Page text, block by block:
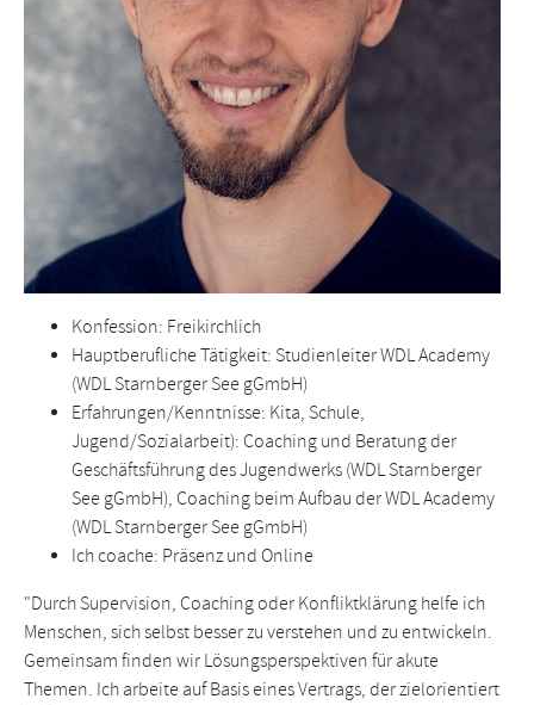
Konfession: Freikirchlich
Hauptberufliche Tätigkeit: Studienleiter WDL Academy
(WDL Starnberger See gGmbH)
Erfahrungen/Kenntnisse: Kita, Schule,
Jugend/Sozialarbeit): Coaching und Beratung der
Geschäftsführung des Jugendwerks (WDL Starnberger
See gGmbH), Coaching beim Aufbau der WDL Academy
(WDL Starnberger See gGmbH)
Ich coache: Präsenz und Online
"Durch Supervision, Coaching oder Konfliktklärung helfe ich
Menschen, sich selbst besser zu verstehen und zu entwickeln.
Gemeinsam finden wir Lösungsperspektiven für akute
Themen. Ich arbeite auf Basis eines Vertrags, der zielorientiert